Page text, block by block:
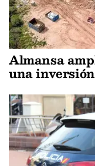
Almansa
una